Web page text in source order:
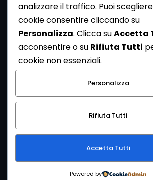
Newsletter
Se vuoi ricevere la Rivista gratuita di
dalla Redazione di ArcheoMedia iscriviti
Newsletter [Clicca Qui]
Con l'invio del messaggio l'utente dichiara
l’informativa sulla privacy e di
dei propri dati personali.
Copyright © 1999-2026Mediares S.c.PI
analizzare il traffico. Puoi
cookie consentire cliccando su
Personalizza. Clicca suAccetta
acconsentire o su Rifiuta Tutti
cookie non essenziali.
Personalizza
Rifiuta Tutti
Accetta Tutti
Powered by